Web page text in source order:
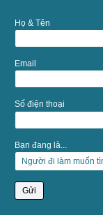
Họ & Tên
Email
Số điện thoại
Bạn đang là...